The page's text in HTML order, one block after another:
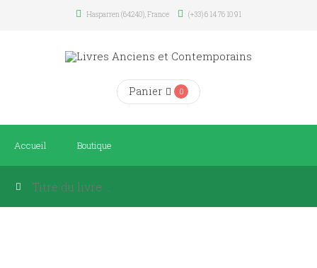
Hasparren (64240), France (+33) 6 14 76 10 91
Panier 0
Accueil Boutique